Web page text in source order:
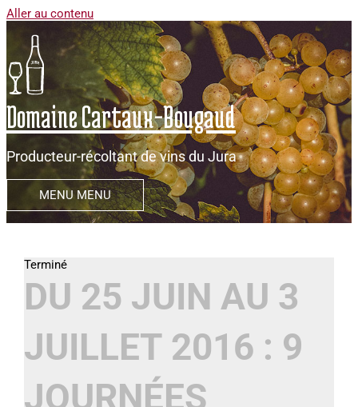
Aller au contenu
Domaine Cartaux-Bougaud
Producteur-récoltant de vins du Jura
MENU MENU
DU 25 JUIN AU 3
JUILLET 2016 : 9
JOURNÉES